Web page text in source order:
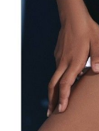
darmowa od
czas dostawy: 1-2
Paczkomaty InPost
czas dostawy: 1-2
Odbiór osobisty
pn.- czw. 8:00 -
Opis produktu